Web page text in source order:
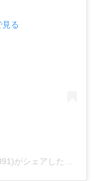
る